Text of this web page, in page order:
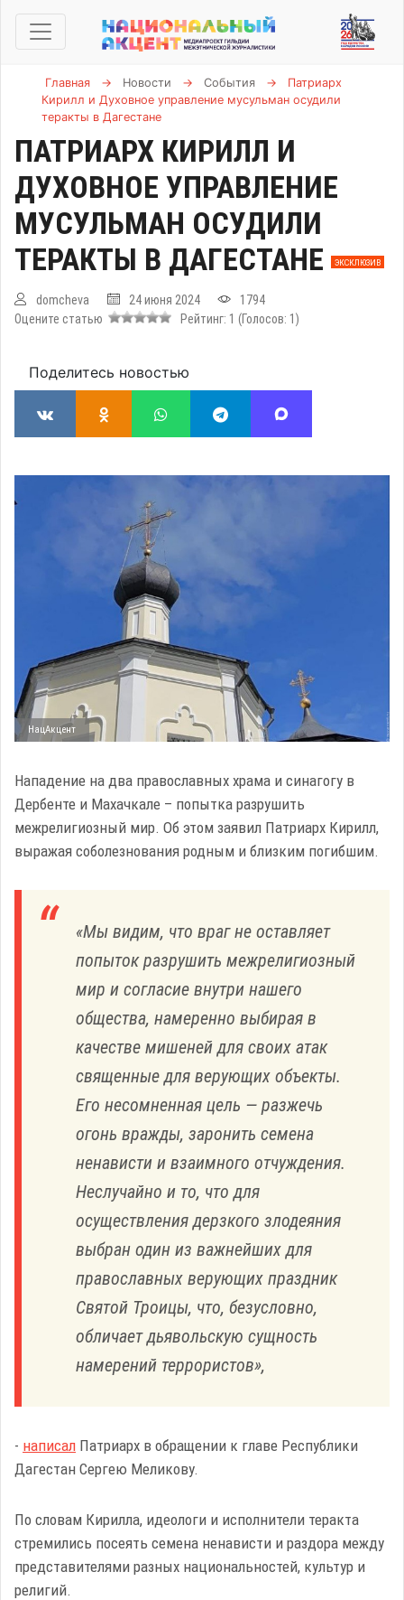
Главная → Новости → События →
Патриарх
Кирилл и Духовное управление мусульман осудили
теракты в Дагестане
ПАТРИАРХ КИРИЛЛ И
ДУХОВНОЕ УПРАВЛЕНИЕ
МУСУЛЬМАН ОСУДИЛИ
ТЕРАКТЫ В ДАГЕСТАНЕ
ЭКСКЛЮЗИВ
domcheva 24 июня 2024
1794
Оцените статью
Рейтинг: 1 (Голосов: 1 )
Поделитесь новостью
НацАкцент
Нападение на два православных храма и синагогу в
Дербенте и Махачкале – попытка разрушить
межрелигиозный мир. Об этом заявил Патриарх Кирилл,
выражая соболезнования родным и близким погибшим.
«Мы видим, что враг не оставляет
попыток разрушить межрелигиозный
мир и согласие внутри нашего
общества, намеренно выбирая в
качестве мишеней для своих атак
священные для верующих объекты.
Его несомненная цель — разжечь
огонь вражды, заронить семена
ненависти и взаимного отчуждения.
Неслучайно и то, что для
осуществления дерзкого злодеяния
выбран один из важнейших для
православных верующих праздник
Святой Троицы, что, безусловно,
обличает дьявольскую сущность
намерений террористов»,
- написал Патриарх в обращении к главе Республики
Дагестан Сергею Меликову.
По словам Кирилла, идеологи и исполнители теракта
стремились посеять семена ненависти и раздора между
представителями разных национальностей, культур и
религий.